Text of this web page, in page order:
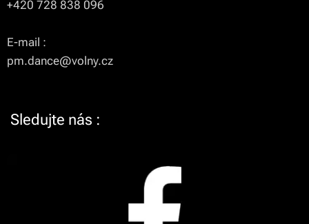
+420 728 838 096
E-mail :
pm.dance@volny.cz
Sledujte nás :